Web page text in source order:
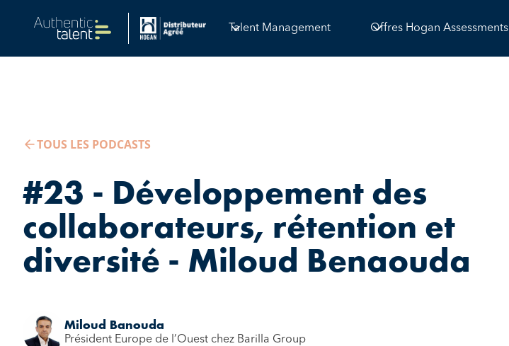
Talent Management Offres Hogan Assessments
TOUS LES PODCASTS
#23 - Développement des
collaborateurs, rétention et
diversité - Miloud Benaouda
Miloud Banouda
Président Europe de l’Ouest chez Barilla Group